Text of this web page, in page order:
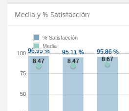
Media y % Satisfacción
50
75
100
% Satisfacción
Media